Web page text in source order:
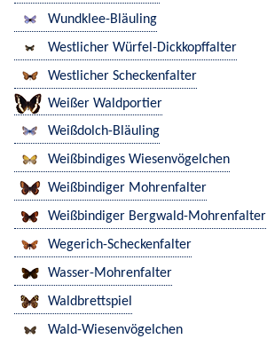
Wundklee-Bläuling
Westlicher Würfel-Dickkopffalter
Westlicher Scheckenfalter
Weißer Waldportier
Weißdolch-Bläuling
Weißbindiges Wiesenvögelchen
Weißbindiger Mohrenfalter
Weißbindiger Bergwald-Mohrenfalter
Wegerich-Scheckenfalter
Wasser-Mohrenfalter
Waldbrettspiel
Wald-Wiesenvögelchen